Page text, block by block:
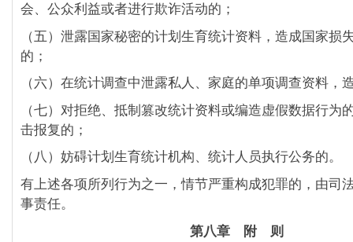
会、公众利益或者进行欺诈活动的；
（五）泄露国家秘密的计划生育统计资料，造成国家损
的；
（六）在统计调查中泄露私人、家庭的单项调查资料，
（七）对拒绝、抵制篡改统计资料或编造虚假数据行为
击报复的；
（八）妨碍计划生育统计机构、统计人员执行公务的。
有上述各项所列行为之一，情节严重构成犯罪的，由司
事责任。
第八章 附 则